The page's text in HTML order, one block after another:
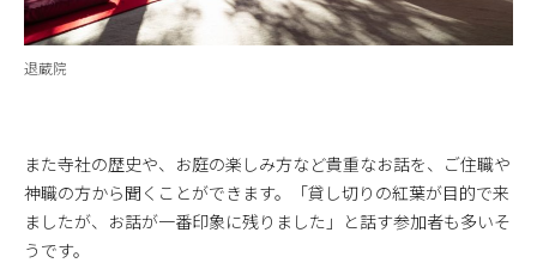
退蔵院
また寺社の歴史や、お庭の楽しみ方など貴重なお話を、ご住職や
神職の方から聞くことができます。「貸し切りの紅葉が目的で来
ましたが、お話が一番印象に残りました」と話す参加者も多いそ
うです。